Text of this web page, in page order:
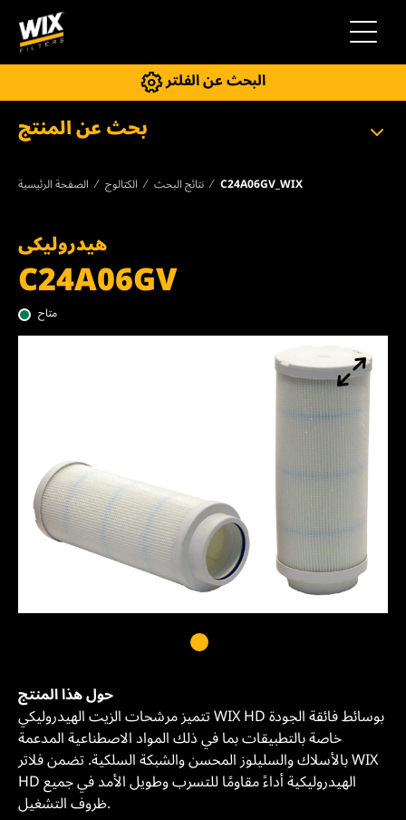
التنقل
البحث عن الفلتر
بحث عن المنتج
الصفحة الرئيسية الكتالوج نتائج البحث C24A06GV_WIX
هيدروليكى
C24A06GV
متاح
حول هذا المنتج
تتميز مرشحات الزيت الهيدروليكي WIX HD بوسائط فائقة الجودة
خاصة بالتطبيقات بما في ذلك المواد الاصطناعية المدعمة
بالأسلاك والسليلوز المحسن والشبكة السلكية. تضمن فلاتر WIX
HD الهيدروليكية أداءً مقاومًا للتسرب وطويل الأمد في جميع
ظروف التشغيل.